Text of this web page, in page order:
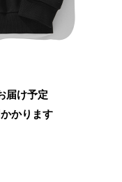
届け予定
かかります